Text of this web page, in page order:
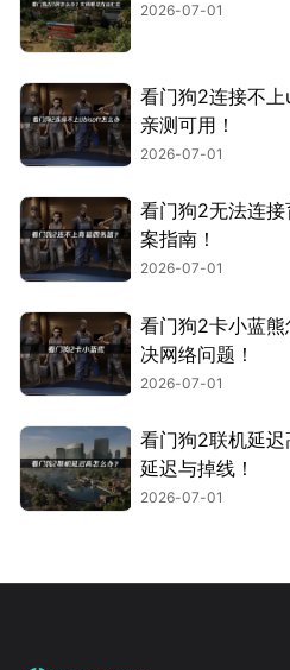
2026-07-01
看门狗2连接不
亲测可用！
2026-07-01
看门狗2无法连
案指南！
2026-07-01
看门狗2卡小蓝
决网络问题！
2026-07-01
看门狗2联机延
延迟与掉线！
2026-07-01